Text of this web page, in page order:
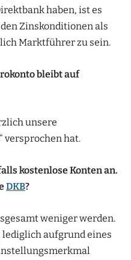
haben, ist es
Zinskonditionen als
Marktführer zu sein.
bleibt auf
unsere
versprochen hat.
kostenlose Konten an.
DKB?
weniger werden.
aufgrund eines